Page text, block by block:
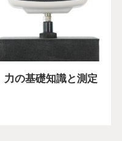
の基礎知識と測定